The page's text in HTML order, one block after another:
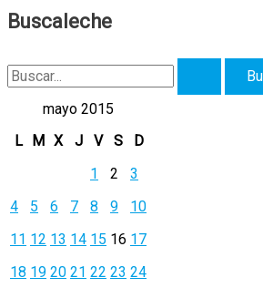
Buscaleche
B
r
p
o
mayo 2015
L
M X J V S
D
1
2
3
4
5 6 7 8 9
10
11 12 13 14 15 16 17
18 19 20 21 22 23 24